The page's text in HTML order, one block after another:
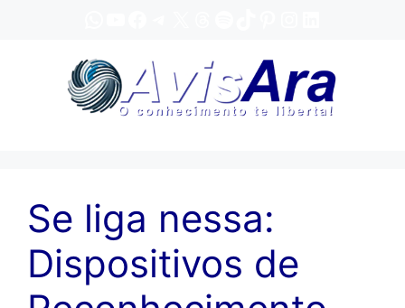
Se liga nessa:
Dispositivos de